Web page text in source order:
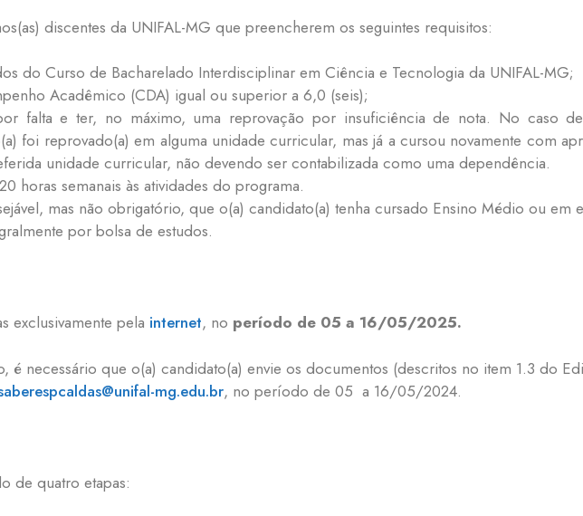
discentes da UNIFAL-MG que preencherem os seguintes requisitos:
do Curso de Bacharelado Interdisciplinar em Ciência e Tecnologia da UNIFAL-MG;
Acadêmico (CDA) igual ou superior a 6,0 (seis);
falta e ter, no máximo, uma reprovação por insuficiência de nota. No caso
foi reprovado(a) em alguma unidade curricular, mas já a cursou novamente com
unidade curricular, não devendo ser contabilizada como uma dependência.
horas semanais às atividades do programa.
mas não obrigatório, que o(a) candidato(a) tenha cursado Ensino Médio ou em
por bolsa de estudos.
exclusivamente pela internet, no período de 05 a 16/05/2025.
é necessário que o(a) candidato(a) envie os documentos (descritos no item 1.3 do
mg.edu.br, no período de 05 a 16/05/2024.
de quatro etapas: